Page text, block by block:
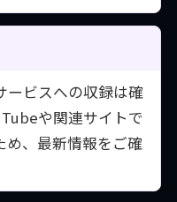
ービスへの収録は確
や関連サイトで
め、最新情報をご確